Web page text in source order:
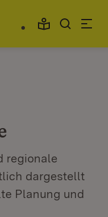
regionale
dargestellt
Planung und